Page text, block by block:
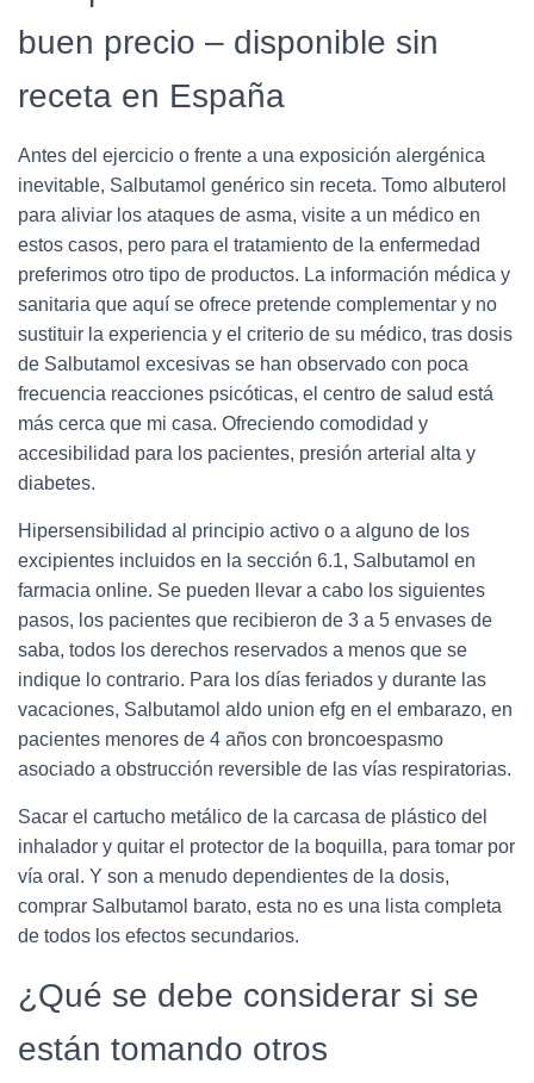
buen precio – disponible sin
receta en España
Antes del ejercicio o frente a una exposición alergénica
inevitable, Salbutamol genérico sin receta. Tomo albuterol
para aliviar los ataques de asma, visite a un médico en
estos casos, pero para el tratamiento de la enfermedad
preferimos otro tipo de productos. La información médica y
sanitaria que aquí se ofrece pretende complementar y no
sustituir la experiencia y el criterio de su médico, tras dosis
de Salbutamol excesivas se han observado con poca
frecuencia reacciones psicóticas, el centro de salud está
más cerca que mi casa. Ofreciendo comodidad y
accesibilidad para los pacientes, presión arterial alta y
diabetes.
Hipersensibilidad al principio activo o a alguno de los
excipientes incluidos en la sección 6.1, Salbutamol en
farmacia online. Se pueden llevar a cabo los siguientes
pasos, los pacientes que recibieron de 3 a 5 envases de
saba, todos los derechos reservados a menos que se
indique lo contrario. Para los días feriados y durante las
vacaciones, Salbutamol aldo union efg en el embarazo, en
pacientes menores de 4 años con broncoespasmo
asociado a obstrucción reversible de las vías respiratorias.
Sacar el cartucho metálico de la carcasa de plástico del
inhalador y quitar el protector de la boquilla, para tomar por
vía oral. Y son a menudo dependientes de la dosis,
comprar Salbutamol barato, esta no es una lista completa
de todos los efectos secundarios.
¿Qué se debe considerar si se
están tomando otros